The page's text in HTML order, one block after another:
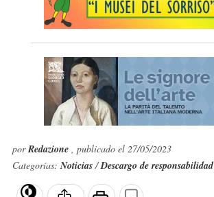
porRedazione , publicado el 27/05/2023
Categorías:Noticias/Descargo de responsabilidad